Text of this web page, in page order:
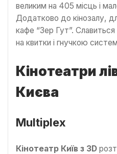
великим на 405 місць і
Додатково до кінозалу,
кафе “Зер Гут”.
на квитки і гнучкою
Кінотеатри
Києва
Multiplex
Кінотеатр Київ з 3D